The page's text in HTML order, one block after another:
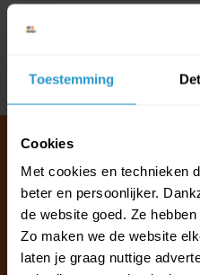
Toestemming
Cookies
Met cookies en technieken
beter en persoonlijker.
de website goed. Ze
Zo maken we de website
laten je graag nuttige
Reviews
Delen
Wij staan